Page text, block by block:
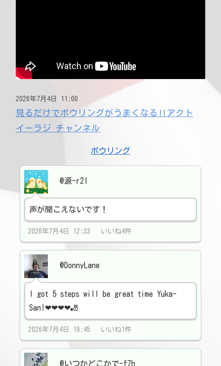
2026年7月4日 11:00
見るだけでボウリングがうまくなる‼アクト
イーラジ チャンネル
ボウリング
@源-r2l
声が聞こえないです！
2026年7月4日 12:33 いいね4件
@DonnyLane
I got 5 steps will be great time Yuka-
San!❤❤❤❤🎳
2026年7月4日 19:45 いいね1件
@いつかどこかで-f7h